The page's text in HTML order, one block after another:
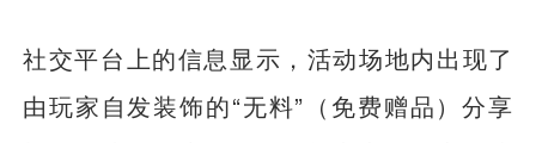
社交平台上的信息显示，活动场地内出现了
由玩家自发装饰的“无料”（免费赠品）分享